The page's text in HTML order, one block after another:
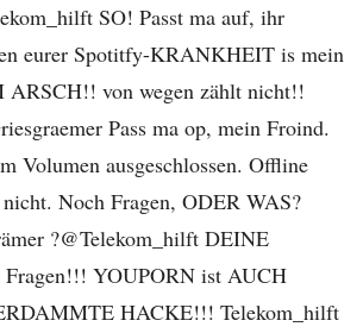
SO! Passt ma auf, ihr
eurer Spotitfy-KRANKHEIT is mein
ARSCH!! von wegen zählt nicht!!
Pass ma op, mein Froind.
Volumen ausgeschlossen. Offline
Noch Fragen, ODER WAS?
?@Telekom_hilft DEINE
YOUPORN ist AUCH
HACKE!!! Telekom_hilft